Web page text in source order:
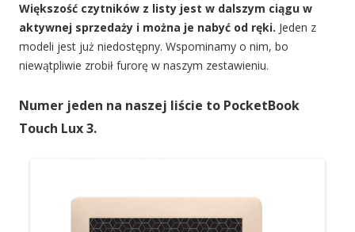
Większość czytników z listy jest w dalszym ciągu w
aktywnej sprzedaży i można je nabyć od ręki. Jeden z
modeli jest już niedostępny. Wspominamy o nim, bo
niewątpliwie zrobił furorę w naszym zestawieniu.
Numer jeden na naszej liście to PocketBook
Touch Lux 3.